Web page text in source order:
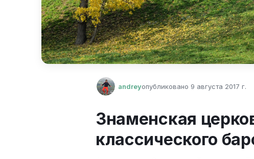
andreyопубликовано 9 августа 2017 г.
Знаменская
классического